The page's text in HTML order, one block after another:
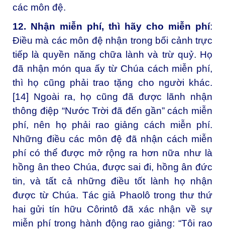
các môn đệ.
12. Nhận miễn phí, thì hãy cho miễn phí:
Điều mà các môn đệ nhận trong bối cảnh trực
tiếp là quyền năng chữa lành và trừ quỷ. Họ
đã nhận món qua ấy từ Chúa cách miễn phí,
thì họ cũng phải trao tặng cho người khác.
[14] Ngoài ra, họ cũng đã được lãnh nhận
thông điệp “Nước Trời đã đến gần” cách miễn
phí, nên họ phải rao giảng cách miễn phí.
Những điều các môn đệ đã nhận cách miễn
phí có thể được mở rộng ra hơn nữa như là
hồng ân theo Chúa, được sai đi, hồng ân đức
tin, và tất cả những điều tốt lành họ nhận
được từ Chúa. Tác giả Phaolô trong thư thứ
hai gửi tín hữu Côrintô đã xác nhận về sự
miễn phí trong hành động rao giảng: “Tôi rao